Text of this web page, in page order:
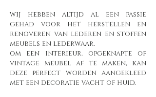
wij hebben altijd al een passie
gehad voor het herstellen en
renoveren van lederen en stoffen
meubels en lederwaar.
om een interieur, opgeknapte of
vintage meubel af te maken, kan
deze perfect worden aangekleed
met een decoratie vacht of huid.